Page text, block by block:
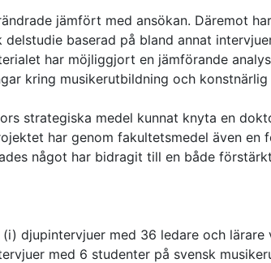
jämfört med ansökan. Däremot
baserad på bland annat
har möjliggjort en jämförande
kring musikerutbildning och
strategiska medel kunnat knyta en
har genom fakultetsmedel även en
något har bidragit till en både
djupintervjuer med 36 ledare och lärare
med 6 studenter på svensk